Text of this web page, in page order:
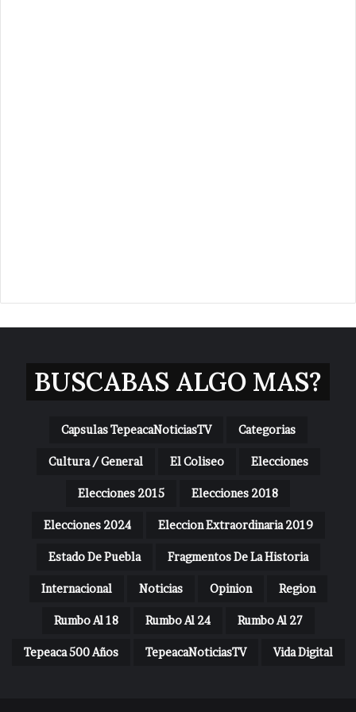
BUSCABAS ALGO MAS?
Capsulas TepeacaNoticiasTV Categorias
Cultura / General El Coliseo Elecciones
Elecciones 2015 Elecciones 2018
Elecciones 2024 Eleccion Extraordinaria 2019
Estado De Puebla Fragmentos De La Historia
Internacional Noticias Opinion Region
Rumbo Al 18 Rumbo Al 24 Rumbo Al 27
Tepeaca 500 Años TepeacaNoticiasTV Vida Digital